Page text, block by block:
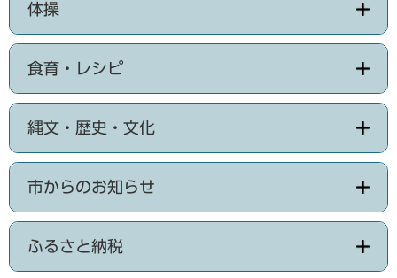
体操
食育・レシピ
縄文・歴史・文化
市からのお知らせ
ふるさと納税